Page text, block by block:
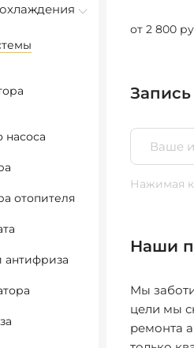
насоса
отопителя
антифриза
от 2 800
Запись
Нажимая
Наши
Мы
цели мы
ремонта